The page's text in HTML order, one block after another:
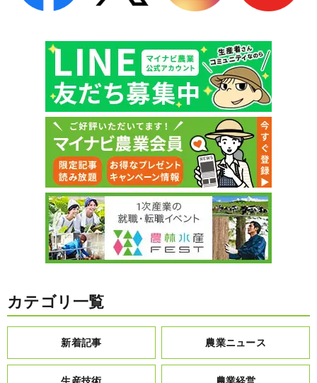
カテゴリ一覧
新着記事 農業ニュース